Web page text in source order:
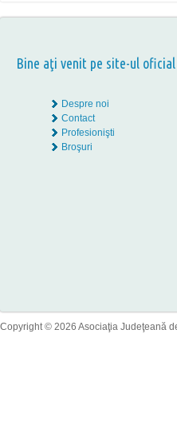
Bine aţi venit pe site-ul
Despre noi
Contact
Profesionişti
Broşuri
Copyright © 2026 Asociaţia Judeţeană